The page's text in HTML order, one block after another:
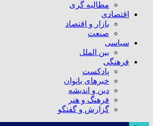
مطالبه گری
اقتصادی
بازار و اقتصاد
صنعت
سیاسی
بین الملل
فرهنگی
پادکست
خبرهای بانوان
دین و اندیشه
فرهنگ و هنر
گزارش و گفتگو